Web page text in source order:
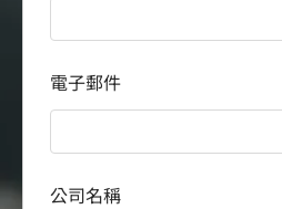
電子郵件
公司名稱